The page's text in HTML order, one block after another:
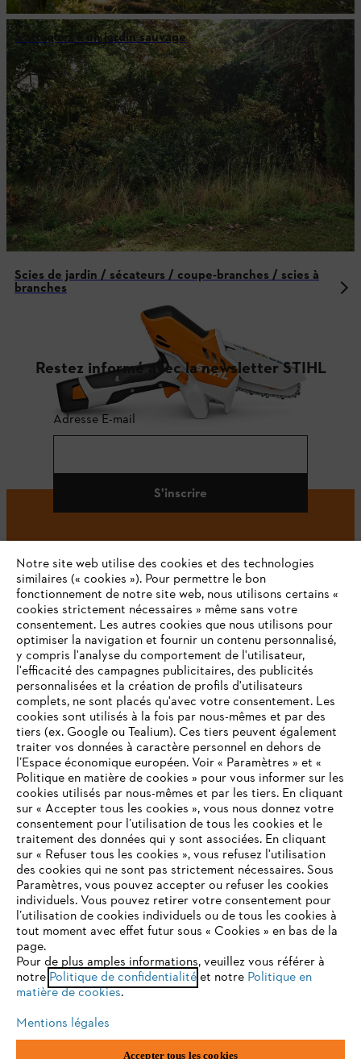
S’attaquer à un jardin sauvage
Scies de jardin / sécateurs / coupe-branches / scies à
branches
Restez informé avec la newsletter STIHL
Adresse E-mail
S'inscrire
#STIHL
L'Entreprise
STIHL FAQ
Contact
Politique de protection des données
Mentions légales Utilisation des cookies
VOTRE NAVIGATEUR INTERNET
N'EST PLUS PRIS EN CHARGE
Vous utilisez un navigateur Internet que nous ne prenons plus
en charge, et certaines fonctionnalités de notre site ne
peuvent fonctionner correctement. Pour une utilisation
optimale de notre site, nous vous recommandons de passer à
l'un des navigateurs suivants :
firefox chrome
Notre site web utilise des cookies et des technologies
similaires (« cookies »). Pour permettre le bon
fonctionnement de notre site web, nous utilisons certains «
cookies strictement nécessaires » même sans votre
consentement. Les autres cookies que nous utilisons pour
optimiser la navigation et fournir un contenu personnalisé,
y compris l'analyse du comportement de l'utilisateur,
l'efficacité des campagnes publicitaires, des publicités
personnalisées et la création de profils d'utilisateurs
complets, ne sont placés qu'avec votre consentement. Les
cookies sont utilisés à la fois par nous-mêmes et par des
tiers (ex. Google ou Tealium). Ces tiers peuvent également
traiter vos données à caractère personnel en dehors de
l’Espace économique européen. Voir « Paramètres » et «
Politique en matière de cookies » pour vous informer sur les
cookies utilisés par nous-mêmes et par les tiers. En cliquant
sur « Accepter tous les cookies », vous nous donnez votre
consentement pour l’utilisation de tous les cookies et le
traitement des données qui y sont associées. En cliquant
sur « Refuser tous les cookies », vous refusez l'utilisation
des cookies qui ne sont pas strictement nécessaires. Sous
Paramètres, vous pouvez accepter ou refuser les cookies
individuels. Vous pouvez retirer votre consentement pour
l’utilisation de cookies individuels ou de tous les cookies à
tout moment avec effet futur sous « Cookies » en bas de la
page.
Pour de plus amples informations, veuillez vous référer à
notre Politique de confidentialitéet notre Politique en
matière de cookies.
Mentions légales
Accepter tous les cookies